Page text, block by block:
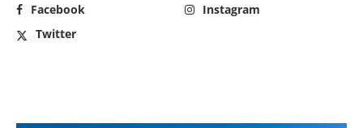
Facebook
Instagram
Twitter